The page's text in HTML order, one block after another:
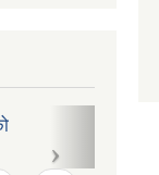
1